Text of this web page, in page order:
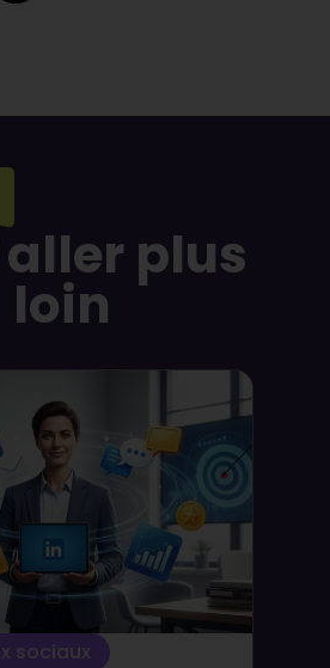
aller plus
loin
sociaux